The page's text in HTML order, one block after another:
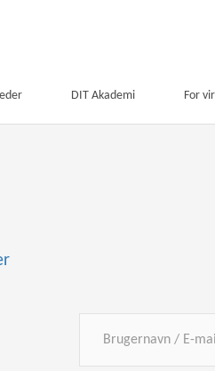
DIT Akademi For